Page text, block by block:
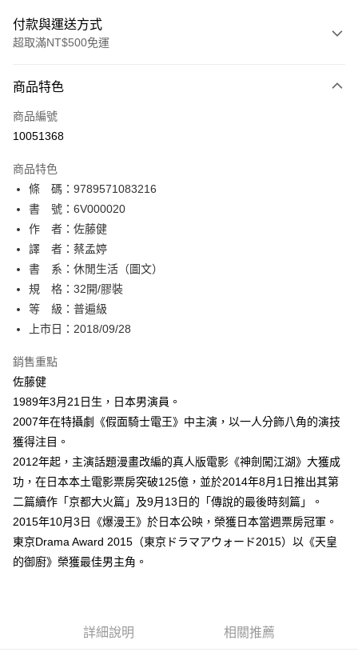
付款與運送方式
超取滿NT$500免運
信用卡一次付款
超商取貨付款
相關說明
【關於「AFTEE先享後付」】
AFTEE先享後付是「在收到商品之後才付款」的支付方式。 讓您購物簡單
便利好安心！
１．簡單：不需註冊會員、不需綁卡、不需儲值。
２．便利：只要手機號碼，簡訊認證，即可結帳。
３．安心：先確認商品／服務後，再付款。
【「AFTEE先享後付」結帳流程】
１．於結帳方式選擇「AFTEE先享後付」後，將跳轉至「AFTEE先享後付」
結帳頁面，進行簡訊認證並確認金額後，即可完成結帳。
２．訂單成立數日內，您將收到繳費通知簡訊。
ATM／網路銀行／等多元方式進行付款，方視為交易完成。
※ 請注意：結帳手續完成當下不需立刻繳費，但若您需要取消訂單，請聯絡
購買商品的店家。未經商家同意取消之訂單仍視為有效，需透過AFTEE先享
後付繳納相關費用。
※ 交易是否成功請以「AFTEE先享後付 」之結帳頁面顯示為準，若有關於
是否繳費成功／繳費後需取消欲退款等相關疑問，請聯繫「AFTEE先享後付
【注意事項】
１．透過由恩沛科技股份有限公司提供之「AFTEE先享後付」服務完成之交
易，需依本服務之必要範圍內提供個人資料，並將交易相關給付款項請求債
權轉讓予恩沛科技股份有限公司。
２．關於個人資料處理事宜，請瀏覽以下網址：
３．未成年的使用者請事先徵得法定代理人或監護人之同意方可使用
時審查核予不同之上限額度；若仍有額度不足之情形，本公司將視審查結果
請求用戶進行身份認證。
ATM付款
運送方式
全家取貨付款
每筆NT$80，滿NT$500(含以上)免運費
付款後全家取貨
每筆NT$80，滿NT$500(含以上)免運費
付款後萊爾富取貨
每筆NT$80，滿NT$500(含以上)免運費
7-11取貨付款
每筆NT$80，滿NT$500(含以上)免運費
付款後7-11取貨
每筆NT$80，滿NT$500(含以上)免運費
商品特色
商品編號
10051368
商品特色
條 碼：9789571083216
書 號：6V000020
作 者：佐藤健
譯 者：蔡孟婷
書 系：休閒生活（圖文）
規 格：32開/膠裝
等 級：普遍級
上市日：2018/09/28
銷售重點
佐藤健
1989年3月21日生，日本男演員。
2007年在特攝劇《假面騎士電王》中主演，以一人分飾八角的演技
獲得注目。
2012年起，主演話題漫畫改編的真人版電影《神劍闖江湖》大獲成
功，在日本本土電影票房突破125億，並於2014年8月1日推出其第
二篇續作「京都大火篇」及9月13日的「傳說的最後時刻篇」。
2015年10月3日《爆漫王》於日本公映，榮獲日本當週票房冠軍。
東京Drama Award 2015（東京ドラマアウォード2015）以《天皇
的御廚》榮獲最佳男主角。
詳細說明 相關推薦